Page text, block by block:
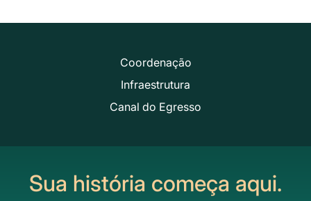
Coordenação
Infraestrutura
Canal do Egresso
Sua história começa aqui.